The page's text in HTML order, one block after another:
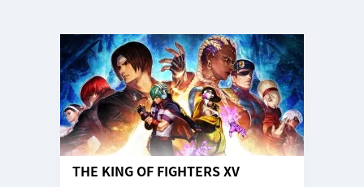
THE KING OF FIGHTERS XV